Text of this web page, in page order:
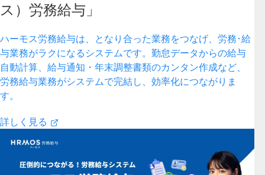
ス）労務給与」
ハーモス労務給与は、となり合った業務をつなげ、労務･給
与業務がラクになるシステムです。勤怠データからの給与
自動計算、給与通知・年末調整書類のカンタン作成など、
労務給与業務がシステムで完結し、効率化につながりま
す。
詳しく見る